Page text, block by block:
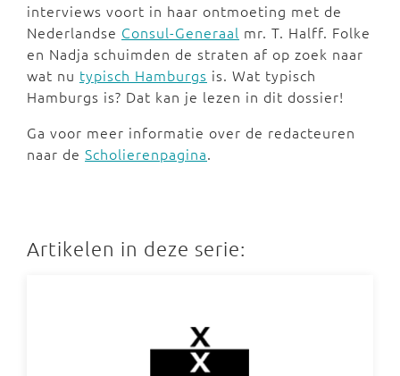
interviews voort in haar ontmoeting met de
Nederlandse Consul-Generaal mr. T. Halff. Folke
en Nadja schuimden de straten af op zoek naar
wat nu typisch Hamburgs is. Wat typisch
Hamburgs is? Dat kan je lezen in dit dossier!
Ga voor meer informatie over de redacteuren
naar de Scholierenpagina.
Artikelen in deze serie: